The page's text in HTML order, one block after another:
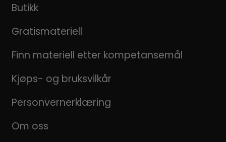
Butikk
Gratismateriell
Finn materiell etter kompetansemål
Kjøps- og bruksvilkår
Personvernerklæring
Om oss